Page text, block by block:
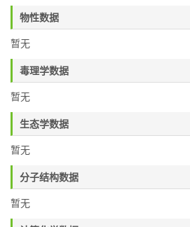
物性数据
暂无
毒理学数据
暂无
生态学数据
暂无
分子结构数据
暂无